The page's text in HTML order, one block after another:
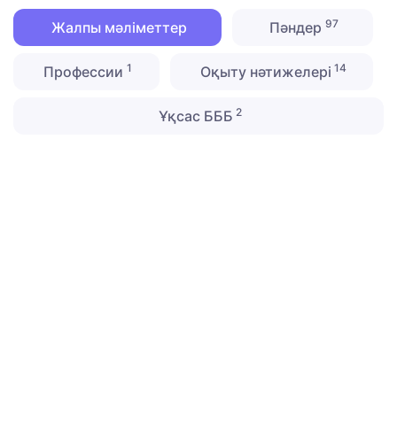
Жалпы мәліметтер Пәндер97
Профессии1 Оқыту нәтижелері 14
Ұқсас БББ 2